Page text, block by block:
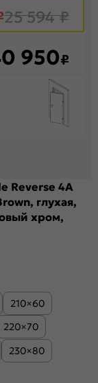
25 594₽
950₽
Reverse 4A
глухая,
хром,
210×60
220×70
230×80